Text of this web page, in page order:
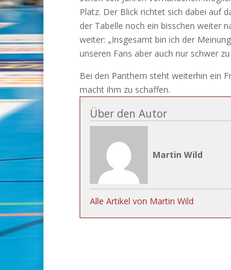
Platz. Der Blick richtet sich dabei auf
der Tabelle noch ein bisschen weiter
weiter: „Insgesamt bin ich der
unseren Fans aber auch nur schwer
Bei den Panthern steht weiterhin ein
macht ihm zu schaffen.
Über den Autor
Martin Wild
Alle Artikel von Martin Wild